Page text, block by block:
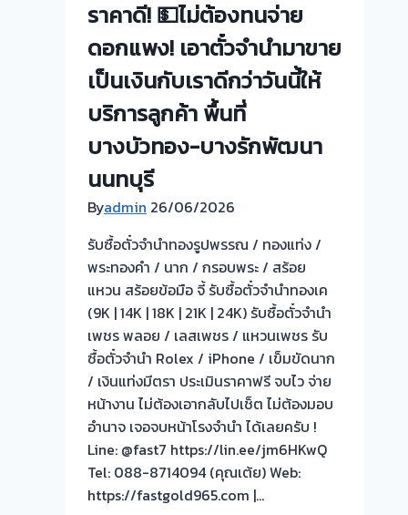
ราคาดี! 💵ไม่ต้องทนจ่าย
ดอกแพง! เอาตั๋วจำนำมาขาย
เป็นเงินกับเราดีกว่าวันนี้ให้
บริการลูกค้า พื้นที่
บางบัวทอง-บางรักพัฒนา
นนทบุรี
Byadmin 26/06/2026
รับซื้อตั๋วจำนำทองรูปพรรณ / ทองแท่ง /
พระทองคำ / นาก / กรอบพระ / สร้อย
แหวน สร้อยข้อมือ จี้ รับซื้อตั๋วจำนำทองเค
(9K | 14K | 18K | 21K | 24K) รับซื้อตั๋วจำนำ
เพชร พลอย / เลสเพชร / แหวนเพชร รับ
ซื้อตั๋วจำนำ Rolex / iPhone / เข็มขัดนาก
/ เงินแท่งมีตรา ประเมินราคาฟรี จบไว จ่าย
หน้างาน ไม่ต้องเอากลับไปเช็ต ไม่ต้องมอบ
อำนาจ เจอจบหน้าโรงจำนำ ได้เลยครับ !
Line: @fast7 https://lin.ee/jm6HKwQ
Tel: 088-8714094 (คุณเต้ย) Web:
https://fastgold965.com |…